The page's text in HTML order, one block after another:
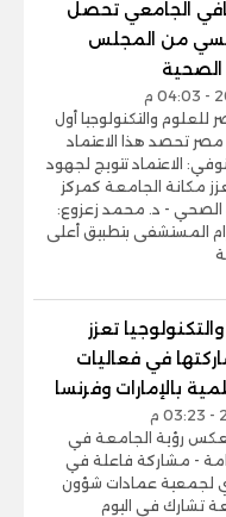
الجامعي تحصل
من المجلس
الصحية
والتكنولوجيا أول
تحصد هذا الاعتماد
الاعتماد تتويج لجهود
مكانة الجامعة كمركز
الصحي - د. محمد زعزوع:
المستشفى بتطبيق أعلى
تعزز
في فعاليات
بالإمارات وفرنسا
رؤية الجامعة في
- مشاركة فاعلة في
لجمعية عمادات شؤون
تشارك في اليوم